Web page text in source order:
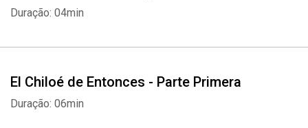
Duração: 04min
El Chiloé de Entonces - Parte Primera
Duração: 06min